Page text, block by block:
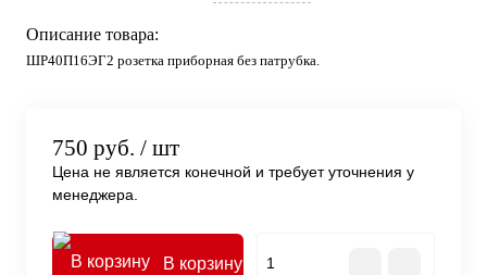
Описание товара:
ШР40П16ЭГ2 розетка приборная без патрубка.
750 руб. / шт
Цена не является конечной и требует уточнения у
менеджера.
В корзину